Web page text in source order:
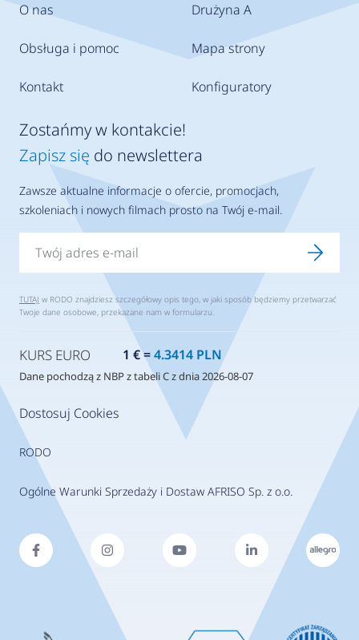
O nas
Obsługa i pomoc
Kontakt
Drużyna A
Mapa strony
Konfiguratory
Dostosuj Cookies
RODO
Ogólne Warunki Sprzedaży i Dostaw AFRISO Sp. z o.o.
Zostańmy w kontakcie!
Zapisz się do newslettera
Zawsze aktualne informacje o ofercie, promocjach,
szkoleniach i nowych filmach prosto na Twój e-mail.
TUTAJ w RODO znajdziesz szczegółowy opis tego, w jaki sposób będziemy przetwarzać
Twoje dane osobowe, przekazane nam w formularzu.
KURS EURO 1 € =4.3414 PLN
Dane pochodzą z NBP z tabeli C z dnia 2026-08-07